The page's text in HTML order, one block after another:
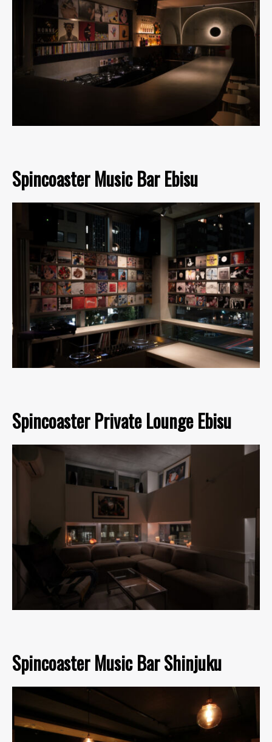
Spincoaster Music Bar Ebisu
Spincoaster Private Lounge Ebisu
Spincoaster Music Bar Shinjuku